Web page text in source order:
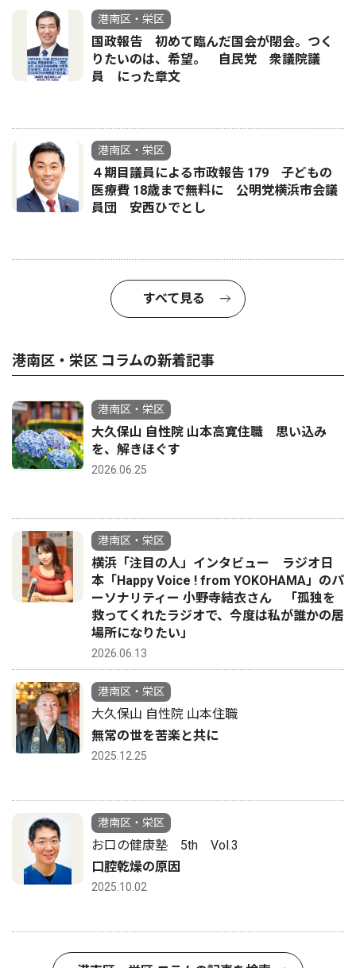
港南区・栄区
国政報告 初めて臨んだ国会が閉会。つく
りたいのは、希望。 自民党 衆議院議
員 にった章文
港南区・栄区
４期目議員による市政報告 179 子どもの
医療費 18歳まで無料に 公明党横浜市会議
員団 安西ひでとし
すべて見る
港南区・栄区 コラムの新着記事
港南区・栄区
大久保山 自性院 山本高寛住職 思い込み
を、解きほぐす
2026.06.25
港南区・栄区
横浜「注目の人」インタビュー ラジオ日
本「Happy Voice ! from YOKOHAMA」のパ
ーソナリティー 小野寺結衣さん 「孤独を
救ってくれたラジオで、今度は私が誰かの居
場所になりたい」
2026.06.13
港南区・栄区
大久保山 自性院 山本住職
無常の世を苦楽と共に
2025.12.25
港南区・栄区
お口の健康塾 5th Vol.3
口腔乾燥の原因
2025.10.02